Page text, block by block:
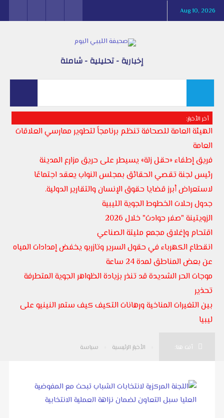
Aug 10, 2026
إخبارية - تحليلية - شاملة
أخر الأخبار:
الهيئة العامة للصحافة تنظم برنامجاً لتطوير ممارسي العلاقات
العامة
فريق إطفاء «حقل زلة» يسيطر على حريق مزارع المدينة
رئيس لجنة تقصي الحقائق بمجلس النواب يعقد اجتماعًا
لاستعراض أبرز قضايا حقوق الإنسان والتقارير الدولية.
جدول رحلات الخطوط الجوية الليبية
الزويتينة "صفر حوادث" خلال 2026
اقتحام وإغلاق مجمع مليتة الصناعي
انقطاع الكهرباء في حقول السرير وتازربو يخفض إمدادات المياه
عن بعض المناطق لمدة 24 ساعة
موجات الحر الشديدة قد تنذر بزيادة الظواهر الجوية المتطرفة
تحذير
بين التغيرات المناخية ورهانات التكيف كيف ستمر النينيو على
ليبيا
أنت هنا: الأخبار الرئيسية سياسة